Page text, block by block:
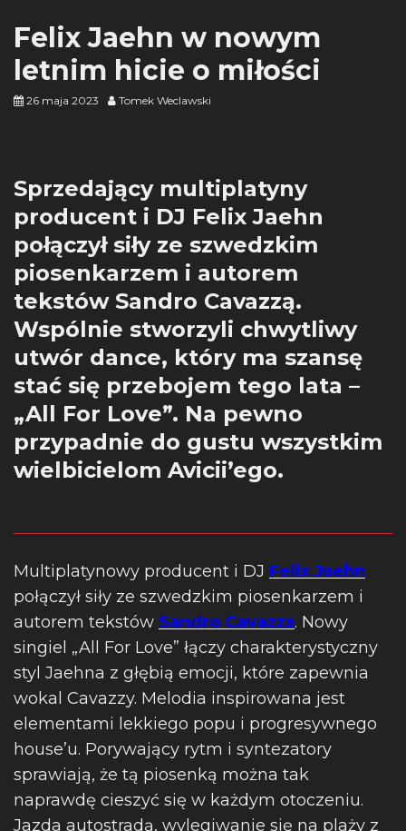
Felix Jaehn w nowym
letnim hicie o miłości
26 maja 2023 Tomek Weclawski
Sprzedający multiplatyny
producent i DJ Felix Jaehn
połączył siły ze szwedzkim
piosenkarzem i autorem
tekstów Sandro Cavazzą.
Wspólnie stworzyli chwytliwy
utwór dance, który ma szansę
stać się przebojem tego lata –
„All For Love”. Na pewno
przypadnie do gustu wszystkim
wielbicielom Avicii’ego.
Multiplatynowy producent i DJ Felix Jaehn
połączył siły ze szwedzkim piosenkarzem i
autorem tekstów Sandro Cavazza. Nowy
singiel „All For Love” łączy charakterystyczny
styl Jaehna z głębią emocji, które zapewnia
wokal Cavazzy. Melodia inspirowana jest
elementami lekkiego popu i progresywnego
house’u. Porywający rytm i syntezatory
sprawiają, że tą piosenką można tak
naprawdę cieszyć się w każdym otoczeniu.
Jazda autostradą, wylegiwanie się na plaży z